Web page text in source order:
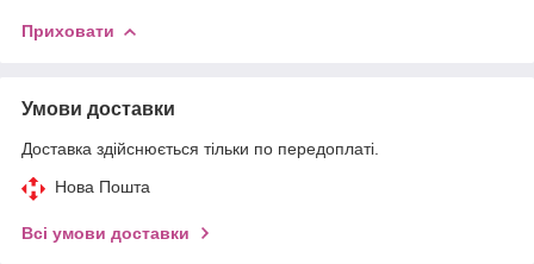
Приховати
Умови доставки
Доставка здійснюється тільки по передоплаті.
Нова Пошта
Всі умови доставки